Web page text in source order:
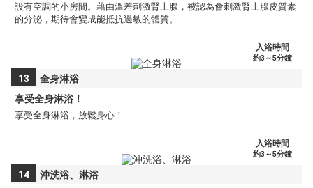
設有空調的小房間。藉由溫差刺激腎上腺，被認為會刺激腎上腺皮質素
的分泌，期待會變成能抵抗過敏的體質。
入浴時間
約3～5分鐘
13
全身淋浴
享受全身淋浴！
享受全身淋浴，放鬆身心！
入浴時間
約3～5分鐘
14
沖洗浴、淋浴